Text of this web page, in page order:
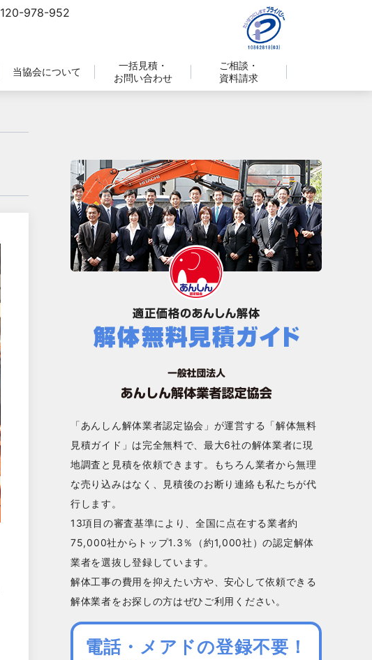
当協会について
一括見積・
お問い合わせ
ご相談・
資料請求
「あんしん解体業者認定協会」が運営する「解体無料
見積ガイド」は完全無料で、最大6社の解体業者に現
地調査と見積を依頼できます。もちろん業者から無理
な売り込みはなく、見積後のお断り連絡も私たちが代
行します。
13項目の審査基準により、全国に点在する業者約
75,000社からトップ1.3％（約1,000社）の認定解体
業者を選抜し登録しています。
解体工事の費用を抑えたい方や、安心して依頼できる
解体業者をお探しの方はぜひご利用ください。
電話・メアドの登録不要！